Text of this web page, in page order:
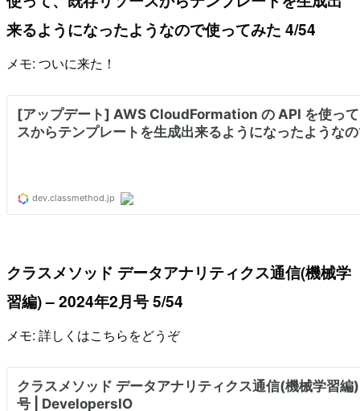
来るようになったようなので使ってみた 4/54
メモ: ついに来た！
クラスメソッド データアナリティクス通信(機械学
習編) – 2024年2月号 5/54
メモ: 詳しくはこちらをどうぞ